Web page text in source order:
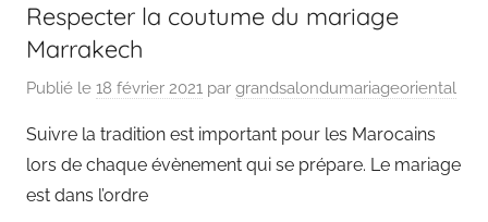
Respecter la coutume du mariage
Marrakech
Publié le 18 février 2021 par grandsalondumariageoriental
Suivre la tradition est important pour les Marocains
lors de chaque évènement qui se prépare. Le mariage
est dans l’ordre